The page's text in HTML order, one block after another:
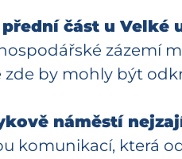
část u Velké
zázemí
zde by mohly být
náměstí
komunikací, která